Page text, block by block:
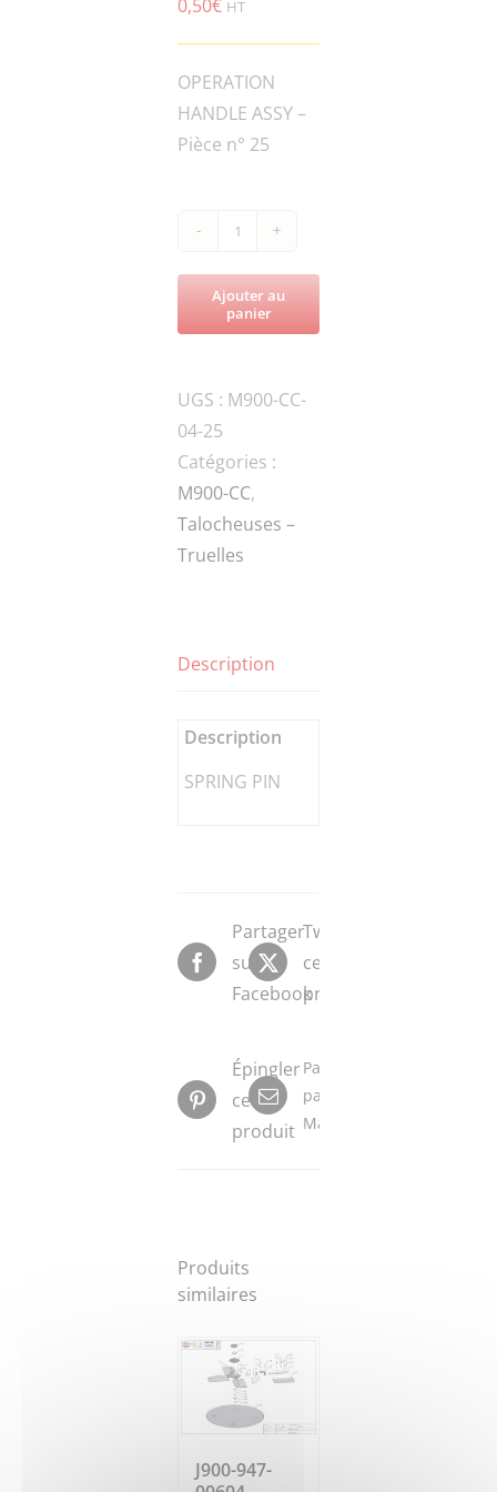
0,50€ HT
OPERATION
HANDLE ASSY –
Pièce n° 25
quantité
de
M900-
CC-
5x30-
3SPRING
PIN
Ajouter au
panier
UGS : M900-CC-
04-25
Catégories :
M900-CC,
Talocheuses –
Truelles
Description
Description
SPRING PIN
Partager
sur
Facebook
Tweeter
ce
produit
Épingler
ce
produit
Partager
par
Mail
Produits
similaires
J900-947-